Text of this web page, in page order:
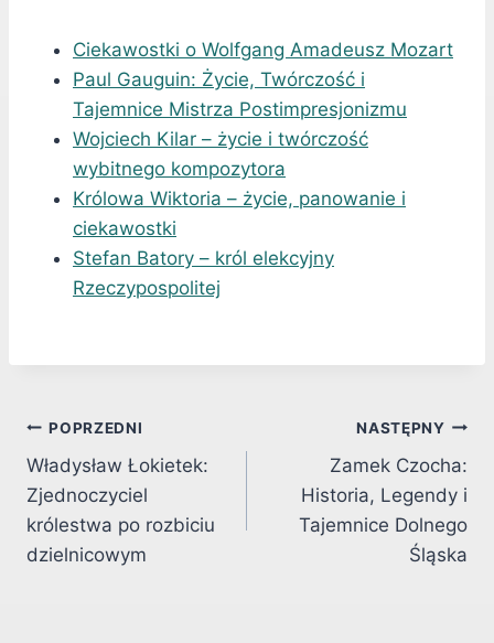
Ciekawostki o Wolfgang Amadeusz Mozart
Paul Gauguin: Życie, Twórczość i
Tajemnice Mistrza Postimpresjonizmu
Wojciech Kilar – życie i twórczość
wybitnego kompozytora
Królowa Wiktoria – życie, panowanie i
ciekawostki
Stefan Batory – król elekcyjny
Rzeczypospolitej
Nawigacja
wpisu
POPRZEDNI
Władysław Łokietek:
Zjednoczyciel
królestwa po rozbiciu
dzielnicowym
NASTĘPNY
Zamek Czocha:
Historia, Legendy i
Tajemnice Dolnego
Śląska